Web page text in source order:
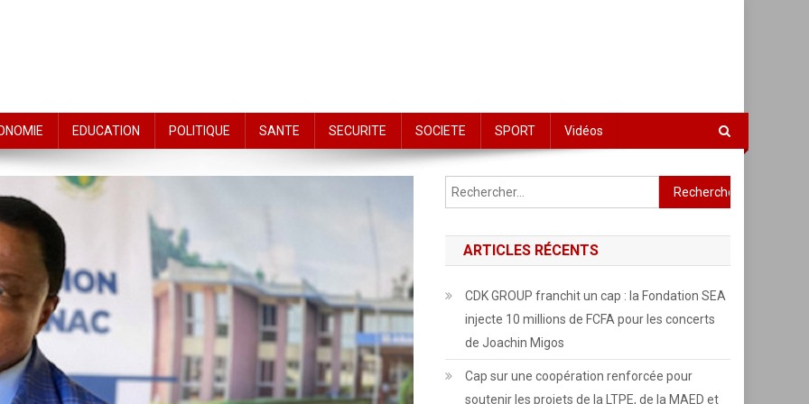
EDUCATION POLITIQUE SANTE SECURITE SOCIETE SPORT Vidéos
Rechercher :
ARTICLES RÉCENTS
CDK GROUP franchit un cap : la Fondation SEA
injecte 10 millions de FCFA pour les concerts
de Joachin Migos
Cap sur une coopération renforcée pour
soutenir les projets de la LTPE, de la MAED et